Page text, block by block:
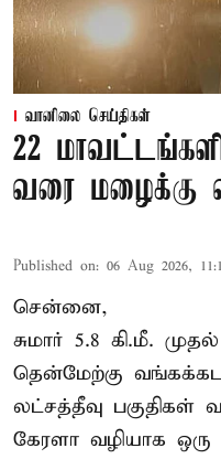
வானிலை செய்திகள்
22
வரை மழைக்கு
Published on: 06 Aug 2026,
சென்னை,
சுமார் 5.8 கி.மீ.
தென்மேற்கு
லட்சத்தீவு
கேரளா வழியாக